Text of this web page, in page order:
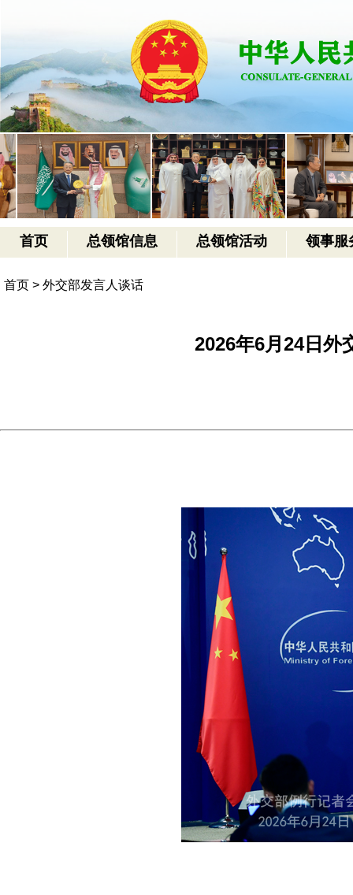
首页 总领馆信息 总领馆活动 领事服
首页 > 外交部发言人谈话
2026年6月24日外